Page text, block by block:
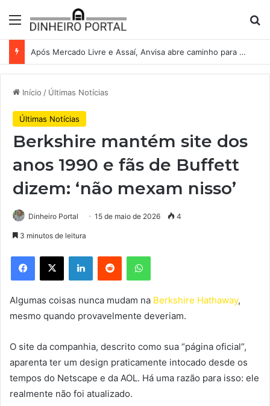
Menu
Após Mercado Livre e Assaí, Anvisa abre caminho para venda de medicamentos pela Shopee
Início / Últimas Notícias
Últimas Notícias
Berkshire mantém site dos
anos 1990 e fãs de Buffett
dizem: ‘não mexam nisso’
Dinheiro Portal 15 de maio de 2026 4
3 minutos de leitura
Facebook
X LinkedinReddit WhatsApp
Algumas coisas nunca mudam na Berkshire Hathaway,
mesmo quando provavelmente deveriam.
O site da companhia, descrito como sua “página oficial”,
aparenta ter um design praticamente intocado desde os
tempos do Netscape e da AOL. Há uma razão para isso: ele
realmente não foi atualizado.